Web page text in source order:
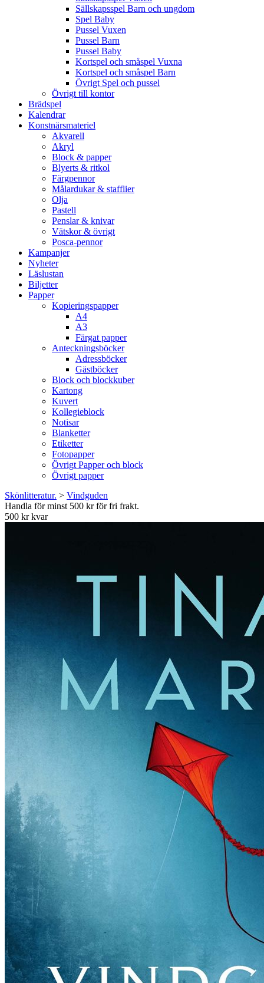
Sällskapsspel Barn och ungdom
Spel Baby
Pussel Vuxen
Pussel Barn
Pussel Baby
Kortspel och småspel Vuxna
Kortspel och småspel Barn
Övrigt Spel och pussel
Övrigt till kontor
Brädspel
Kalendrar
Konstnärsmateriel
Akvarell
Akryl
Block & papper
Blyerts & ritkol
Färgpennor
Målardukar & stafflier
Olja
Pastell
Penslar & knivar
Vätskor & övrigt
Posca-pennor
Kampanjer
Nyheter
Läslustan
Biljetter
Papper
Kopieringspapper
A4
A3
Färgat papper
Anteckningsböcker
Adressböcker
Gästböcker
Block och blockkuber
Kartong
Kuvert
Kollegieblock
Notisar
Blanketter
Etiketter
Fotopapper
Övrigt Papper och block
Övrigt papper
Skönlitteratur. > Vindguden
Handla för minst 500 kr för fri frakt.
500 kr kvar